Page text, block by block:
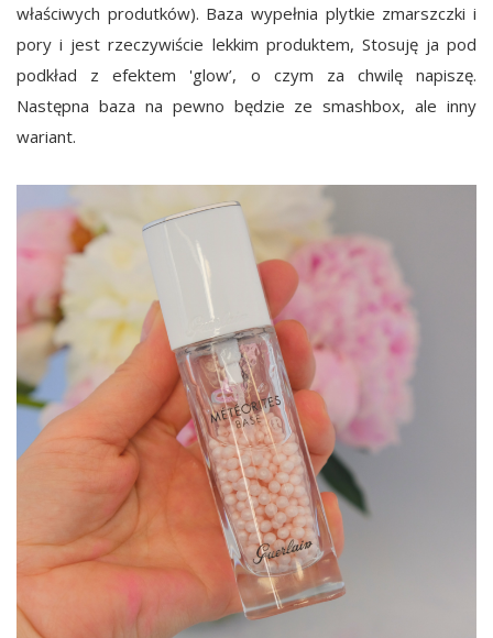
właściwych produtków). Baza wypełnia plytkie zmarszczki i
pory i jest rzeczywiście lekkim produktem, Stosuję ja pod
podkład z efektem 'glow’, o czym za chwilę napiszę.
Następna baza na pewno będzie ze smashbox, ale inny
wariant.